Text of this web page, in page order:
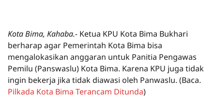
Kota Bima, Kahaba.- Ketua KPU Kota Bima Bukhari
berharap agar Pemerintah Kota Bima bisa
mengalokasikan anggaran untuk Panitia Pengawas
Pemilu (Panswaslu) Kota Bima. Karena KPU juga tidak
ingin bekerja jika tidak diawasi oleh Panwaslu. (Baca.
Pilkada Kota Bima Terancam Ditunda)